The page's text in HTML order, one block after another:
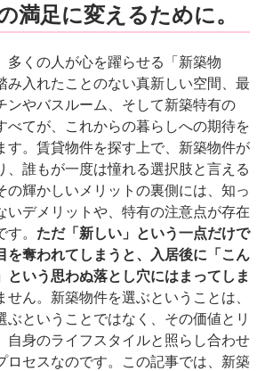
満足に変えるために。
多くの人が心を躍らせる「新築物
み入れたことのない真新しい空間、最
ンやバスルーム、そして新築特有の
べてが、これからの暮らしへの期待を
す。賃貸物件を探す上で、新築物件が
、誰もが一度は憧れる選択肢と言える
の輝かしいメリットの裏側には、知っ
いデメリットや、特有の注意点が存在
。 ただ「新しい」という一点だけで
を奪われてしまうと、入居後に「こん
という思わぬ落とし穴にはまってしま
せん。新築物件を選ぶということは、
ぶということではなく、その価値とリ
自身のライフスタイルと照らし合わせ
ロセスなのです。この記事では、新築